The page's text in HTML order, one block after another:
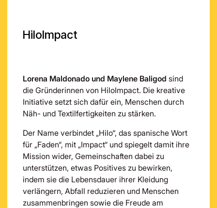
HiloImpact
Lorena Maldonado und Maylene Baligod sind
die Gründerinnen von HiloImpact. Die kreative
Initiative setzt sich dafür ein, Menschen durch
Näh- und Textilfertigkeiten zu stärken.
Der Name verbindet „Hilo“, das spanische Wort
für „Faden“, mit „Impact“ und spiegelt damit ihre
Mission wider, Gemeinschaften dabei zu
unterstützen, etwas Positives zu bewirken,
indem sie die Lebensdauer ihrer Kleidung
verlängern, Abfall reduzieren und Menschen
zusammenbringen sowie die Freude am